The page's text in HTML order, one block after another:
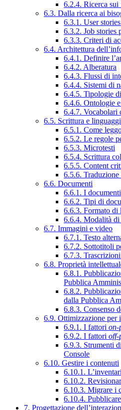
6.2.4. Ricerca sui
6.3. Dalla ricerca ai
6.3.1. User
6.3.2. Job stories
6.3.3. Criteri di
6.4. Architettura
6.4.1. Definire
6.4.2. Alberatura
6.4.3. Flussi di
6.4.4. Sistemi di
6.4.5. Tipologie
6.4.6. Ontologie
6.4.7. Vocabolari
6.5. Scrittura e
6.5.1. Come
6.5.2. Le regole
6.5.3. Microtesti
6.5.4. Scrittura
6.5.5. Content
6.5.6.
6.6. Documenti
6.6.1. I
6.6.2. Tipi di
6.6.3. Formato di
6.6.4. Modalità di
6.7. Immagini e video
6.7.1. Testo
6.7.2. Sottotitoli
6.7.3.
6.8. Proprietà
6.8.1.
Pubblica
6.8.2.
dalla Pubblica
6.8.3. Consenso
6.9. Ottimizzazione per
6.9.1. I fattori on-
6.9.2. I fattori off-
6.9.3. Strumenti
Console
6.10. Gestire i contenuti
6.10.1.
6.10.2.
6.10.3. Migrare i
6.10.4.
7. Progettazione